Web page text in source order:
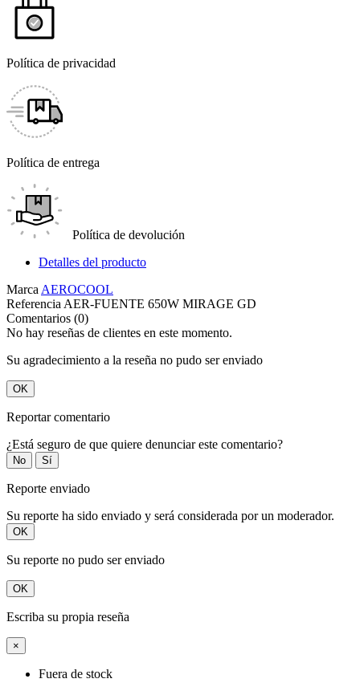
Política de privacidad
Política de entrega
Política de devolución
Detalles del producto
MarcaAEROCOOL
ReferenciaAER-FUENTE 650W MIRAGE GD
Comentarios (0)
No hay reseñas de clientes en este momento.
Su agradecimiento a la reseña no pudo ser enviado
OK
Reportar comentario
¿Está seguro de que quiere denunciar este comentario?
No Sí
Reporte enviado
Su reporte ha sido enviado y será considerada por un moderador.
OK
Su reporte no pudo ser enviado
OK
Escriba su propia reseña
×
Fuera de stock